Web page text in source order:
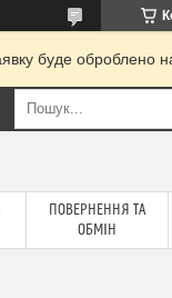
буде оброблено
ПОВЕРНЕННЯ ТА
ОБМІН